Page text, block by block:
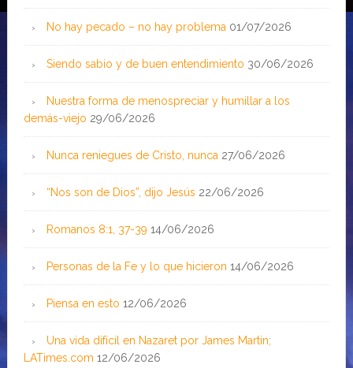
No hay pecado – no hay problema 01/07/2026
Siendo sabio y de buen entendimiento 30/06/2026
Nuestra forma de menospreciar y humillar a los
demás-viejo 29/06/2026
Nunca reniegues de Cristo, nunca 27/06/2026
“Nos son de Dios”, dijo Jesús 22/06/2026
Romanos 8:1, 37-39 14/06/2026
Personas de la Fe y lo que hicieron 14/06/2026
Piensa en esto 12/06/2026
Una vida difícil en Nazaret por James Martin;
LATimes.com 12/06/2026